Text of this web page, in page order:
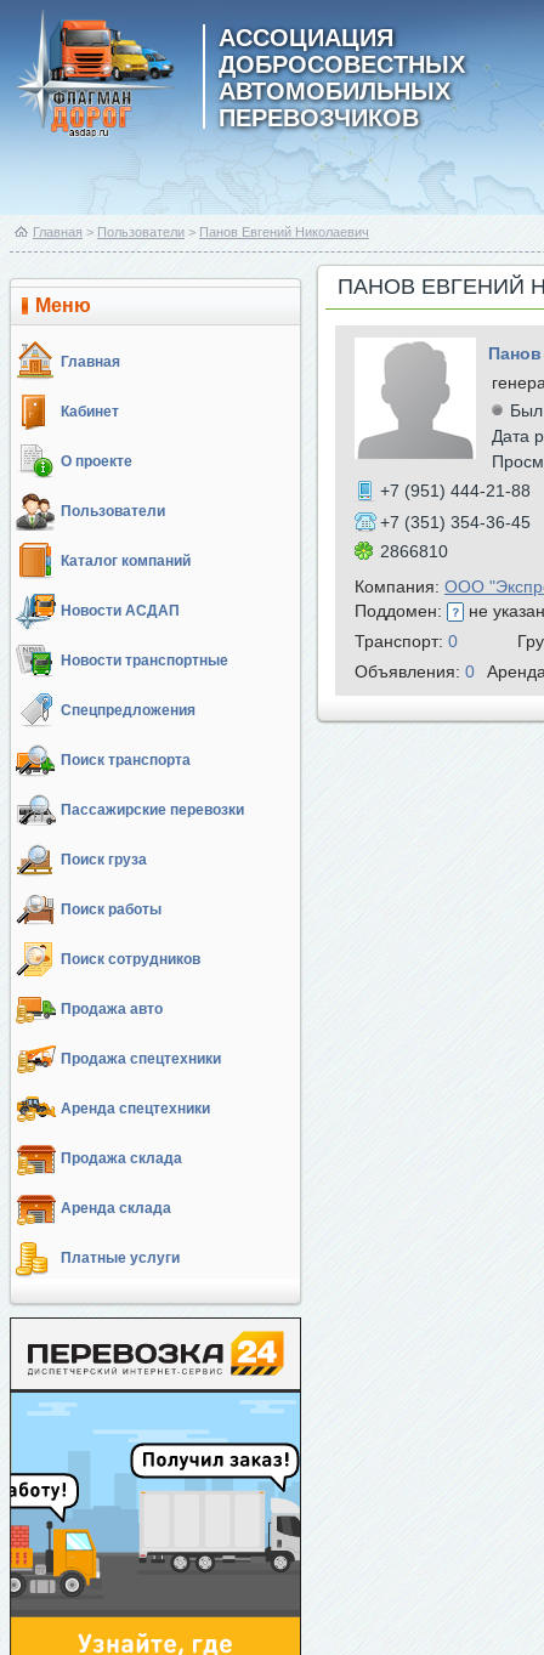
АССОЦИАЦИЯ
ДОБРОСОВЕСТНЫХ
АВТОМОБИЛЬНЫХ
ПЕРЕВОЗЧИКОВ
Главная > Пользователи > Панов Евгений Николаевич
Меню
Главная
Кабинет
О проекте
Пользователи
Каталог компаний
Новости АСДАП
Новости транспортные
Спецпредложения
Поиск транспорта
Пассажирские перевозки
Поиск груза
Поиск работы
Поиск сотрудников
Продажа авто
Продажа спецтехники
Аренда спецтехники
Продажа склада
Аренда склада
Платные услуги
ПАНОВ ЕВГЕНИЙ
Был
Дата
+7 (951) 444-21-88
+7 (351) 354-36-45
2866810
Компания: ООО
Поддомен:
не
Транспорт: 0
Объявления: 0